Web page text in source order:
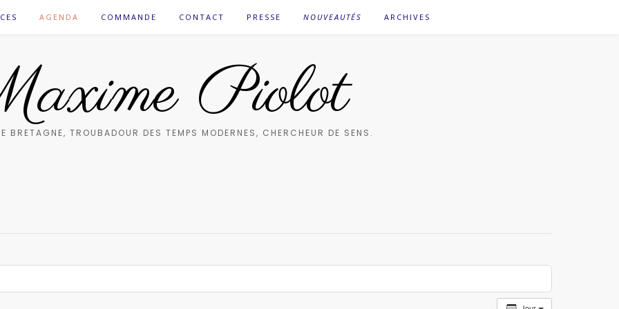
AGENDA COMMANDE CONTACT PRESSE NOUVEAUTÉS ARCHIVES
Piolot
BRETAGNE, TROUBADOUR DES TEMPS MODERNES, CHERCHEUR DE SENS.